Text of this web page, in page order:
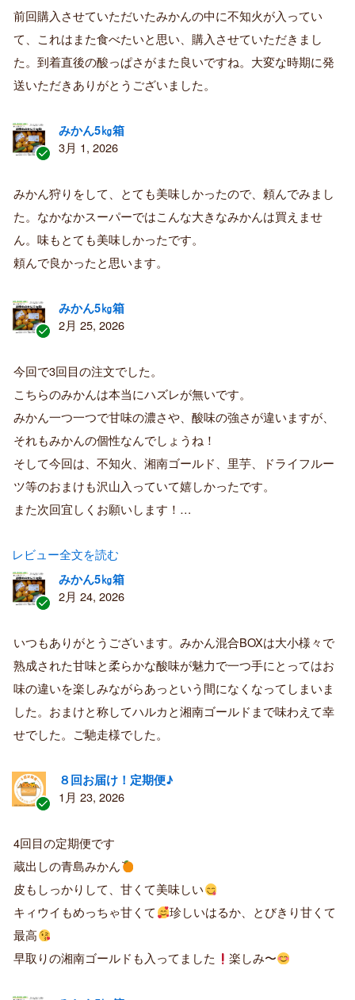
証
済
み
購
者
前回購入させていただいたみかんの中に不知火が入ってい
て、これはまた食べたいと思い、購入させていただきまし
た。到着直後の酸っぱさがまた良いですね。大変な時期に発
送いただきありがとうございました。
証
済
み
購
者
みかん5㎏箱
3月 1, 2026
みかん狩りをして、とても美味しかったので、頼んでみまし
た。なかなかスーパーではこんな大きなみかんは買えませ
ん。味もとても美味しかったです。
頼んで良かったと思います。
証
済
み
購
者
みかん5㎏箱
2月 25, 2026
今回で3回目の注文でした。
こちらのみかんは本当にハズレが無いです。
みかん一つ一つで甘味の濃さや、酸味の強さが違いますが、
それもみかんの個性なんでしょうね！
そして今回は、不知火、湘南ゴールド、里芋、ドライフルー
ツ等のおまけも沢山入っていて嬉しかったです。
また次回宜しくお願いします！…
レビュー全文を読む
証
済
み
購
者
みかん5㎏箱
2月 24, 2026
いつもありがとうございます。みかん混合BOXは大小様々で
熟成された甘味と柔らかな酸味が魅力で一つ手にとってはお
味の違いを楽しみながらあっという間になくなってしまいま
した。おまけと称してハルカと湘南ゴールドまで味わえて幸
せでした。ご馳走様でした。
証
済
み
購
者
８回お届け！定期便♪
1月 23, 2026
4回目の定期便です
蔵出しの青島みかん
皮もしっかりして、甘くて美味しい
キィウイもめっちゃ甘くて
珍しいはるか、とびきり甘くて
最高
早取りの湘南ゴールドも入ってました
楽しみ〜